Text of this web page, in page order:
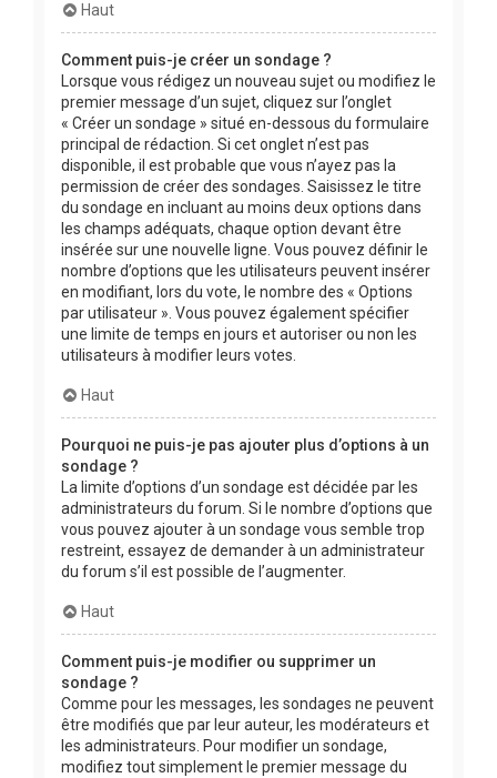
Haut
Comment puis-je créer un sondage ?
Lorsque vous rédigez un nouveau sujet ou modifiez le
premier message d’un sujet, cliquez sur l’onglet
« Créer un sondage » situé en-dessous du formulaire
principal de rédaction. Si cet onglet n’est pas
disponible, il est probable que vous n’ayez pas la
permission de créer des sondages. Saisissez le titre
du sondage en incluant au moins deux options dans
les champs adéquats, chaque option devant être
insérée sur une nouvelle ligne. Vous pouvez définir le
nombre d’options que les utilisateurs peuvent insérer
en modifiant, lors du vote, le nombre des « Options
par utilisateur ». Vous pouvez également spécifier
une limite de temps en jours et autoriser ou non les
utilisateurs à modifier leurs votes.
Haut
Pourquoi ne puis-je pas ajouter plus d’options à un
sondage ?
La limite d’options d’un sondage est décidée par les
administrateurs du forum. Si le nombre d’options que
vous pouvez ajouter à un sondage vous semble trop
restreint, essayez de demander à un administrateur
du forum s’il est possible de l’augmenter.
Haut
Comment puis-je modifier ou supprimer un
sondage ?
Comme pour les messages, les sondages ne peuvent
être modifiés que par leur auteur, les modérateurs et
les administrateurs. Pour modifier un sondage,
modifiez tout simplement le premier message du